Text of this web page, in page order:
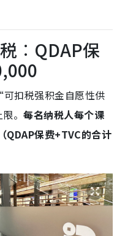
︰QDAP保
扣税强积金自愿性供
。每名纳税人每个课
QDAP保费+TVC的合计